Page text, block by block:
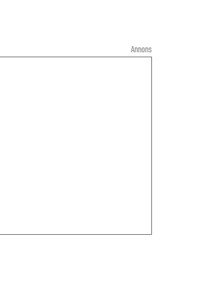
Annons